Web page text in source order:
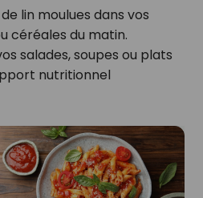
lin moulues dans vos
céréales du matin.
salades, soupes ou plats
nutritionnel